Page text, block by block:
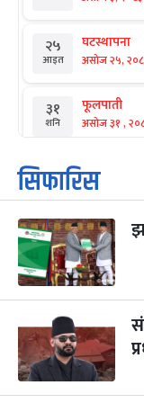
२५
आइत
घटस्थापना
असोज २५,
३१
शनि
फूलपाती
असोज ३१ ,
१
आइत
कार्तिक
कार्तिक १, २०८३
३
मंगल
महानवमी
कार्तिक ३, २०८३
४
कार्तिक ४, २०८३
५
बिहि
पापा‌ङ्कुशा
कार्तिक ५, २०८३
सिफारिस